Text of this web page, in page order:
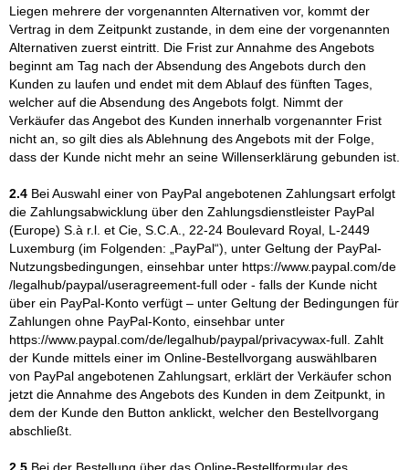
Liegen mehrere der vorgenannten Alternativen vor, kommt der
Vertrag in dem Zeitpunkt zustande, in dem eine der vorgenannten
Alternativen zuerst eintritt. Die Frist zur Annahme des Angebots
beginnt am Tag nach der Absendung des Angebots durch den
Kunden zu laufen und endet mit dem Ablauf des fünften Tages,
welcher auf die Absendung des Angebots folgt. Nimmt der
Verkäufer das Angebot des Kunden innerhalb vorgenannter Frist
nicht an, so gilt dies als Ablehnung des Angebots mit der Folge,
dass der Kunde nicht mehr an seine Willenserklärung gebunden ist.
2.4 Bei Auswahl einer von PayPal angebotenen Zahlungsart erfolgt
die Zahlungsabwicklung über den Zahlungsdienstleister PayPal
(Europe) S.à r.l. et Cie, S.C.A., 22-24 Boulevard Royal, L-2449
Luxemburg (im Folgenden: „PayPal“), unter Geltung der PayPal-
Nutzungsbedingungen, einsehbar unter https://www.paypal.com/de
/legalhub/paypal/useragreement-full oder - falls der Kunde nicht
über ein PayPal-Konto verfügt – unter Geltung der Bedingungen für
Zahlungen ohne PayPal-Konto, einsehbar unter
https://www.paypal.com/de/legalhub/paypal/privacywax-full . Zahlt
der Kunde mittels einer im Online-Bestellvorgang auswählbaren
von PayPal angebotenen Zahlungsart, erklärt der Verkäufer schon
jetzt die Annahme des Angebots des Kunden in dem Zeitpunkt, in
dem der Kunde den Button anklickt, welcher den Bestellvorgang
abschließt.
2.5 Bei der Bestellung über das Online-Bestellformular des